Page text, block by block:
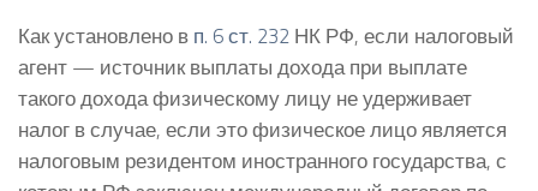
Как установлено в п. 6 ст. 232 НК РФ, если налоговый
агент — источник выплаты дохода при выплате
такого дохода физическому лицу не удерживает
налог в случае, если это физическое лицо является
налоговым резидентом иностранного государства, с